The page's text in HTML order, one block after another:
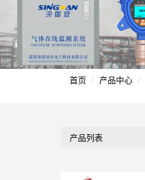
首页 产品中心
产品列表